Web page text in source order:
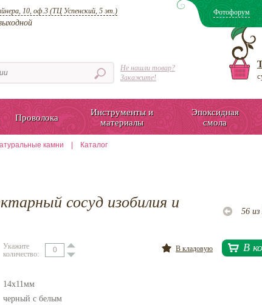
10, оф.3 (ТЦ Успенский, 5 эт.)
Не нашли товар?
Закажите!
Фотофорум
Проволока
Инструменты и
материалы
Эпоксидная
смола
камни Каталог
сосуд изобилия и
56 из
Укажите
количество:
В
В кладовую
14х11мм
черный с белым